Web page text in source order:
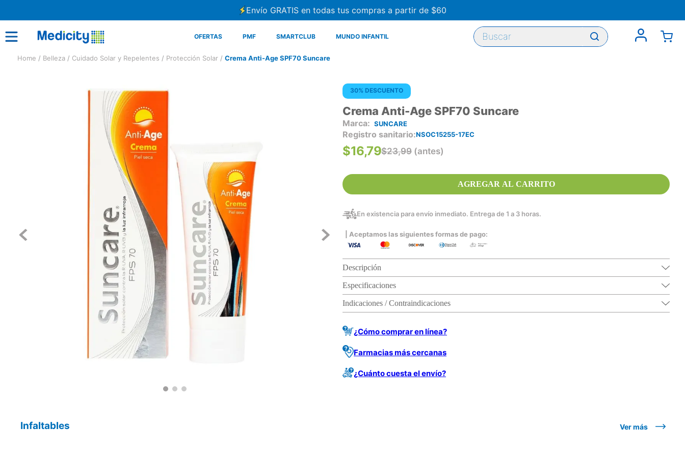
Envío GRATIS en todas tus compras a partir de $60
OFERTAS PMF SMARTCLUB MUNDO INFANTIL
Buscar
Belleza Cuidado Solar y Repelentes Protección Solar Crema Anti-Age SPF70 Suncare
30% DESCUENTO
Crema Anti-Age SPF70 Suncare
SUNCARE
Registro sanitario NSOC15255-17EC
$23,99 (antes)
$16,79
AGREGAR AL CARRITO
En existencia para envío inmediato. Entrega de 1 a 3 horas.
| Aceptamos las siguientes formas de pago:
Descripción
Especificaciones
Indicaciones / Contraindicaciones
¿Cómo comprar en línea?
Farmacias más cercanas
¿Cuánto cuesta el envío?
Infaltables Ver más